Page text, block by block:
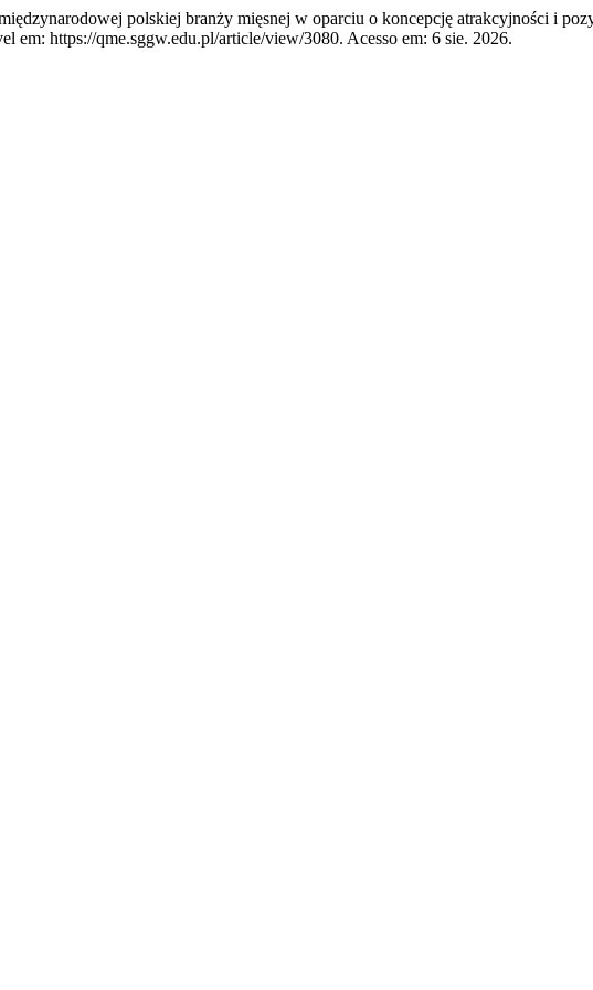
polskiej branży mięsnej w oparciu o koncepcję atrakcyjności i
em: https://qme.sggw.edu.pl/article/view/3080. Acesso em: 6 sie. 2026.